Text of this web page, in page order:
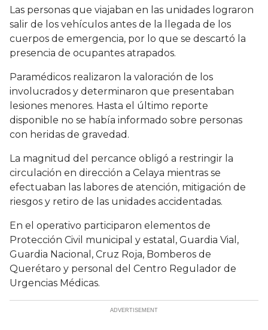
Las personas que viajaban en las unidades lograron
salir de los vehículos antes de la llegada de los
cuerpos de emergencia, por lo que se descartó la
presencia de ocupantes atrapados.
Paramédicos realizaron la valoración de los
involucrados y determinaron que presentaban
lesiones menores. Hasta el último reporte
disponible no se había informado sobre personas
con heridas de gravedad.
La magnitud del percance obligó a restringir la
circulación en dirección a Celaya mientras se
efectuaban las labores de atención, mitigación de
riesgos y retiro de las unidades accidentadas.
En el operativo participaron elementos de
Protección Civil municipal y estatal, Guardia Vial,
Guardia Nacional, Cruz Roja, Bomberos de
Querétaro y personal del Centro Regulador de
Urgencias Médicas.